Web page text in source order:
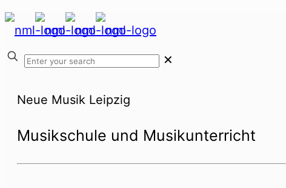
✕
Neue Musik Leipzig
Musikschule und Musikunterricht